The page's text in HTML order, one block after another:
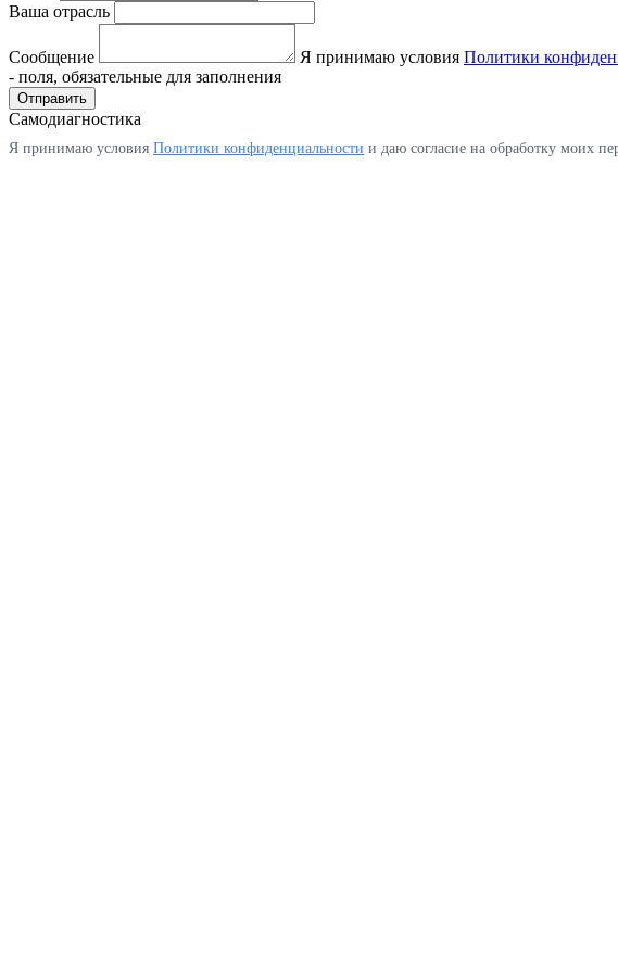
Ваша отрасль
Сообщение Я принимаю условия Политики
- поля, обязательные для заполнения
Отправить
Самодиагностика
Я принимаю условия Политики конфиденциальности и даю согласие на обработку моих